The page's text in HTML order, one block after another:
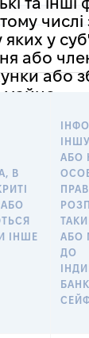
числі
у
або
або
майно
В
ІНШЕ
АБО
АБО
ДО